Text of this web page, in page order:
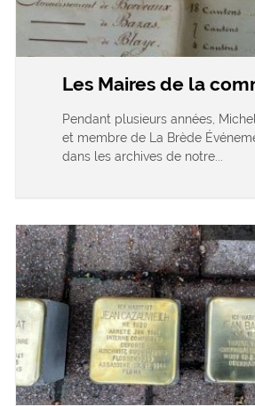
Les Maires de la
Pendant plusieurs années,
et membre de La Brède
dans les archives de notre...